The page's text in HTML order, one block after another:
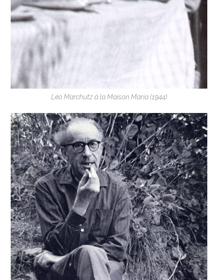
Léo Marchutz à la Maison Maria (1944)